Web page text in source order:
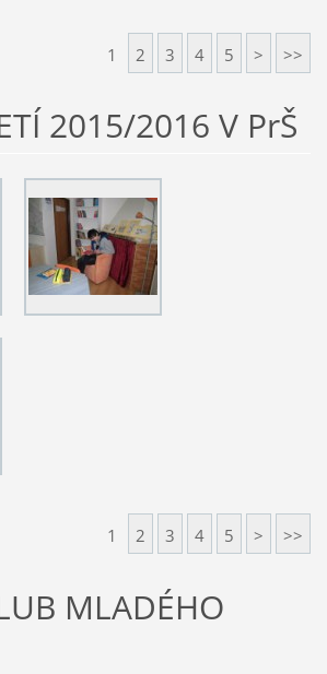
1 2 3 4 5 > >>
2015/2016 V PrŠ
1 2 3 4 5 > >>
MLADÉHO